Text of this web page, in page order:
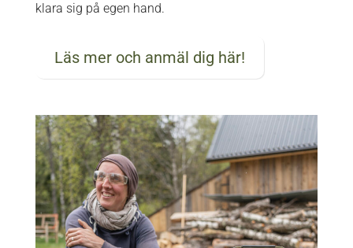
klara sig på egen hand.
Läs mer och anmäl dig här!